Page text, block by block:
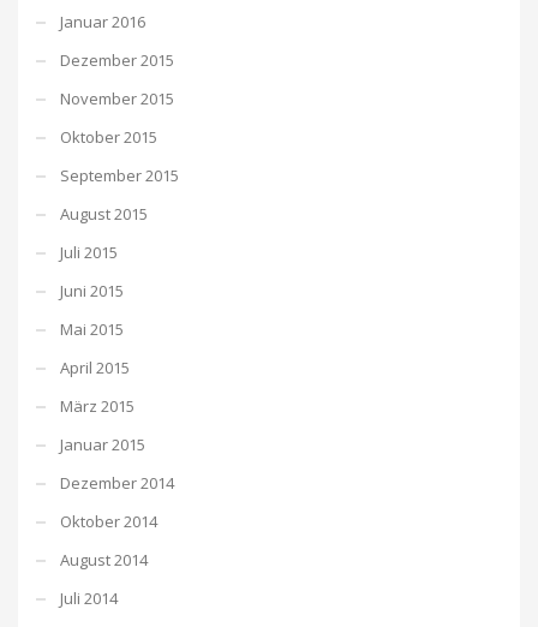
Januar 2016
Dezember 2015
November 2015
Oktober 2015
September 2015
August 2015
Juli 2015
Juni 2015
Mai 2015
April 2015
März 2015
Januar 2015
Dezember 2014
Oktober 2014
August 2014
Juli 2014